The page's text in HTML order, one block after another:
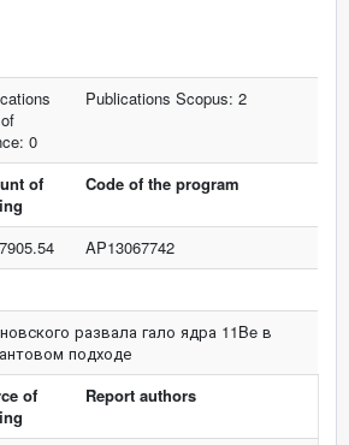
0
Publications Scopus: 2
of
Code of the program
AP13067742
развала гало ядра 11Be в
подходе
of
Report authors